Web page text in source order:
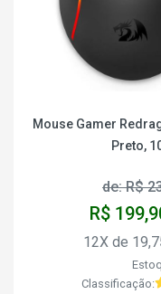
Mouse Gamer
Preto,
de: R$
R$
12X de
Classificação: